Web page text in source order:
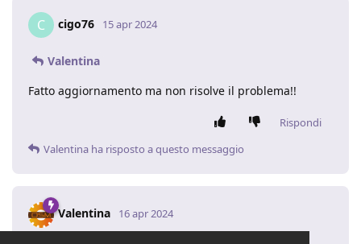
C cigo76 15 apr 2024
Valentina
Fatto aggiornamento ma non risolve il problema!!
Rispondi
Valentina ha risposto a questo messaggio
Valentina 16 apr 2024